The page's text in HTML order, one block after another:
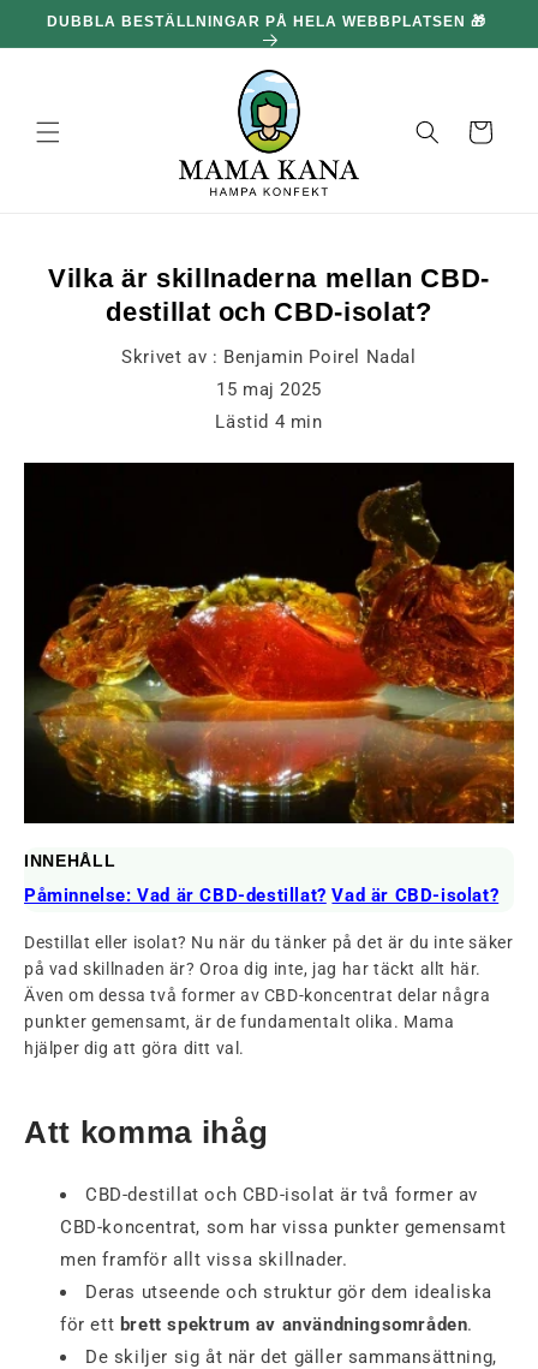
och gå
DUBBLA BESTÄLLNINGAR PÅ HELA WEBBPLATSEN 🎁
Korg
Vilka är skillnaderna mellan CBD-
destillat och CBD-isolat?
Skrivet av : Benjamin Poirel Nadal
15 maj 2025
Lästid 4 min
INNEHÅLL
Påminnelse: Vad är CBD-destillat? Vad är CBD-isolat?
Destillat eller isolat? Nu när du tänker på det är du inte säker
på vad skillnaden är? Oroa dig inte, jag har täckt allt här.
Även om dessa två former av CBD-koncentrat delar några
punkter gemensamt, är de fundamentalt olika. Mama
hjälper dig att göra ditt val.
Att komma ihåg
CBD-destillat och CBD-isolat är två former av
CBD-koncentrat, som har vissa punkter gemensamt
men framför allt vissa skillnader.
Deras utseende och struktur gör dem idealiska
för ett brett spektrum av användningsområden.
De skiljer sig åt när det gäller sammansättning,